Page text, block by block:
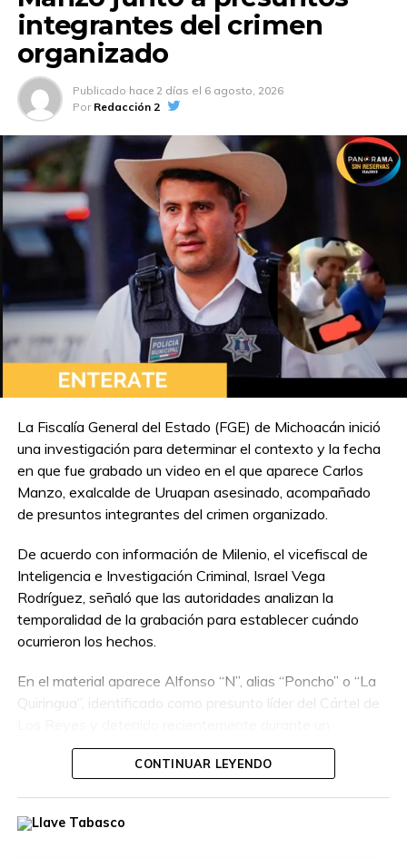
integrantes del crimen
organizado
Publicado hace 2 días el 6 agosto, 2026
Por Redacción 2
La Fiscalía General del Estado (FGE) de Michoacán inició
una investigación para determinar el contexto y la fecha
en que fue grabado un video en el que aparece Carlos
Manzo, exalcalde de Uruapan asesinado, acompañado
de presuntos integrantes del crimen organizado.
De acuerdo con información de Milenio, el vicefiscal de
Inteligencia e Investigación Criminal, Israel Vega
Rodríguez, señaló que las autoridades analizan la
temporalidad de la grabación para establecer cuándo
ocurrieron los hechos.
En el material aparece Alfonso “N”, alias “Poncho” o “La
Quiringua”, identificado como presunto líder del Cártel de
operativo interinstitucional encabezado por la Secretaría
de la Defensa Nacional.
Unidos, que habían ofrecido una recompensa de hasta
CONTINUAR LEYENDO